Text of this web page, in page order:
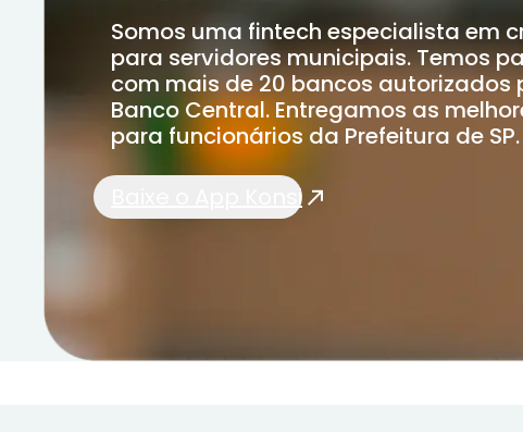
Somos uma fintech especialista em
para servidores municipais. Temos
com mais de 20 bancos autorizados
Banco Central. Entregamos as
para funcionários da Prefeitura de SP.
Baixe o App Konsi